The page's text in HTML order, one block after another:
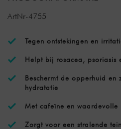
ArtNr-4755
Tegen ontstekingen en
Helpt bij rosacea, psoriasis
Beschermt de opperhuid en
hydratatie
Met cafeïne en
Zorgt voor een stralende